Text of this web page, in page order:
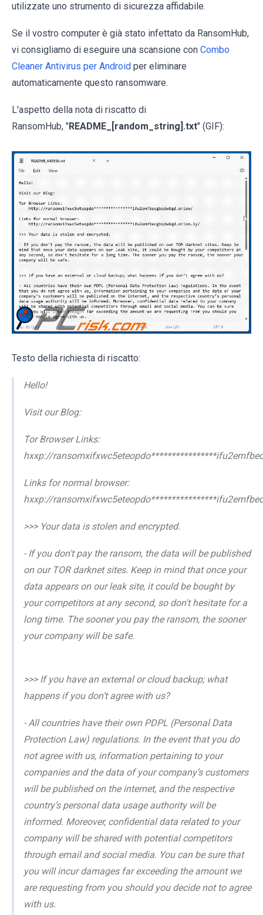
utilizzate uno strumento di sicurezza affidabile.
Se il vostro computer è già stato infettato da RansomHub,
vi consigliamo di eseguire una scansione con Combo
Cleaner Antivirus per Android per eliminare
automaticamente questo ransomware.
L'aspetto della nota di riscatto di
RansomHub, "README_[random_string].txt" (GIF):
Testo della richiesta di riscatto:
Hello!
Visit our Blog:
Tor Browser Links:
hxxp://
Links for normal browser:
hxxp://
>>> Your data is stolen and encrypted.
- If you don't pay the ransom, the data will be published
on our TOR darknet sites. Keep in mind that once your
data appears on our leak site, it could be bought by
your competitors at any second, so don't hesitate for a
long time. The sooner you pay the ransom, the sooner
your company will be safe.
>>> If you have an external or cloud backup; what
happens if you don’t agree with us?
- All countries have their own PDPL (Personal Data
Protection Law) regulations. In the event that you do
not agree with us, information pertaining to your
companies and the data of your company’s customers
will be published on the internet, and the respective
country’s personal data usage authority will be
informed. Moreover, confidential data related to your
company will be shared with potential competitors
through email and social media. You can be sure that
you will incur damages far exceeding the amount we
are requesting from you should you decide not to agree
with us.